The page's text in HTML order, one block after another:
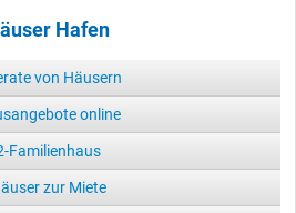
Hafen
von Häusern
online
Familienhaus
zur Miete